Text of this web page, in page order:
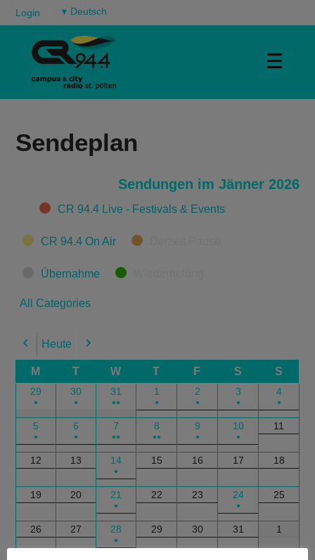
Login ▾
☰
Sendeplan
Sendungen im Jänner 2026
CategoriesCR 94.4 Live - Festivals & Events
CR 94.4 On Air
Übernahme
All Categories
Previous
Heute Next
M T W T F S S
29
●
30
●
31
●●
1
●
2
●
3
●
4
●
5
●
6
●
7
●●
8
●●
9
●
10
●
11
12 13 14
●
15 16 17 18
19 20 21
●
22 23 24
●
25
26 27 28
●
29 30 31 1